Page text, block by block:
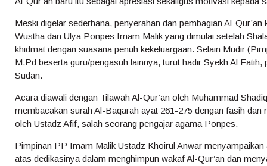
Meski digelar sederhana, penyerahan dan pembagian Al-
Wustha dan Ulya Ponpes Imam Malik yang dimulai setelah
khidmat dengan suasana penuh kekeluargaan. Selain Mudir
M.Pd beserta guru/pengasuh lainnya, turut hadir Syekh Al
Sudan.
Acara diawali dengan Tilawah Al-Qur’an oleh Muhammad
membacakan surah Al-Baqarah ayat 261-275 dengan fasih dan
oleh Ustadz Afif, salah seorang pengajar agama Ponpes.
Pimpinan PP Imam Malik Ustadz Khoirul Anwar
atas dedikasinya dalam menghimpun wakaf Al-Qur’an dan